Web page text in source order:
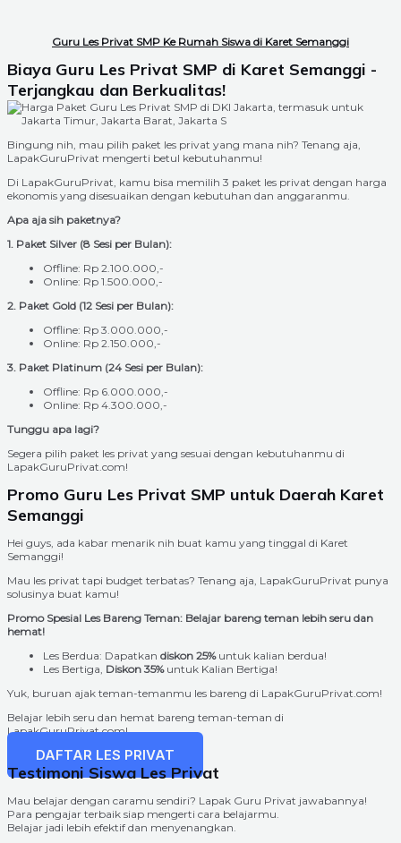
Guru Les Privat SMP Ke Rumah Siswa di Karet Semanggi
Biaya Guru Les Privat SMP di Karet Semanggi -
Terjangkau dan Berkualitas!
Bingung nih, mau pilih paket les privat yang mana nih? Tenang aja,
LapakGuruPrivat mengerti betul kebutuhanmu!
Di LapakGuruPrivat, kamu bisa memilih 3 paket les privat dengan harga
ekonomis yang disesuaikan dengan kebutuhan dan anggaranmu.
Apa aja sih paketnya?
1. Paket Silver (8 Sesi per Bulan):
Offline: Rp 2.100.000,-
Online: Rp 1.500.000,-
2. Paket Gold (12 Sesi per Bulan):
Offline: Rp 3.000.000,-
Online: Rp 2.150.000,-
3. Paket Platinum (24 Sesi per Bulan):
Offline: Rp 6.000.000,-
Online: Rp 4.300.000,-
Tunggu apa lagi?
Segera pilih paket les privat yang sesuai dengan kebutuhanmu di
LapakGuruPrivat.com!
Promo Guru Les Privat SMP untuk Daerah Karet
Semanggi
Hei guys, ada kabar menarik nih buat kamu yang tinggal di Karet
Semanggi!
Mau les privat tapi budget terbatas? Tenang aja, LapakGuruPrivat punya
solusinya buat kamu!
Promo Spesial Les Bareng Teman: Belajar bareng teman lebih seru dan
hemat!
Les Berdua: Dapatkan diskon 25%untuk kalian berdua!
Les Bertiga, Diskon 35%untuk Kalian Bertiga!
Yuk, buruan ajak teman-temanmu les bareng di LapakGuruPrivat.com!
Belajar lebih seru dan hemat bareng teman-teman di
LapakGuruPrivat.com!
DAFTAR LES PRIVAT
Testimoni Siswa Les Privat
Mau belajar dengan caramu sendiri? Lapak Guru Privat jawabannya!
Para pengajar terbaik siap mengerti cara belajarmu.
Belajar jadi lebih efektif dan menyenangkan.